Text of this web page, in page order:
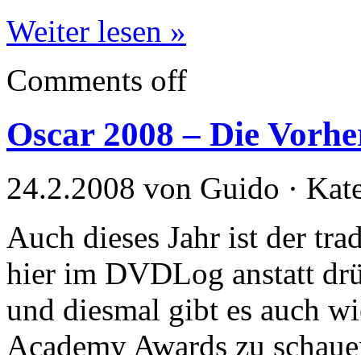
Weiter lesen »
Comments off
Oscar 2008 – Die
24.2.2008 von Guido ·
Auch dieses Jahr ist der
hier im DVDLog anstatt
und diesmal gibt es auch
Academy Awards zu